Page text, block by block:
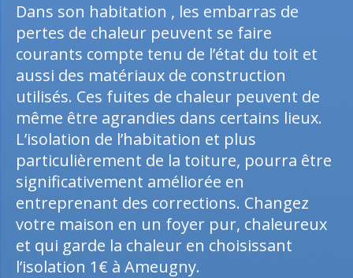
Dans son habitation , les embarras de
pertes de chaleur peuvent se faire
courants compte tenu de l’état du toit et
aussi des matériaux de construction
utilisés. Ces fuites de chaleur peuvent de
même être agrandies dans certains lieux.
L’isolation de l’habitation et plus
particulièrement de la toiture, pourra être
significativement améliorée en
entreprenant des corrections. Changez
votre maison en un foyer pur, chaleureux
et qui garde la chaleur en choisissant
l’isolation 1€ à Ameugny.